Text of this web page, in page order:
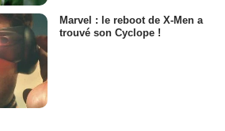
Marvel : le reboot de X-Men a
trouvé son Cyclope !